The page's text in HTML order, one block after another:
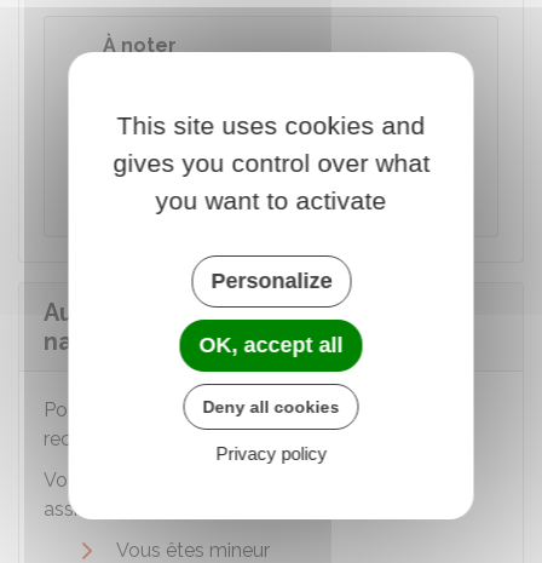
À noter
Elle peut aussi être faite devant un notaire
(par exemple si vous souhaitez qu'elle reste
confidentielle).
Au moment de la déclaration de
naissance
Pour établir la filiation paternelle, vous devez
reconnaître l'enfant.
Vous pouvez reconnaître votre enfant sans
assistance dans les cas suivants :
Vous êtes mineur
This site uses cookies and
gives you control over what
you want to activate
Personalize
OK, accept all
Deny all cookies
Privacy policy